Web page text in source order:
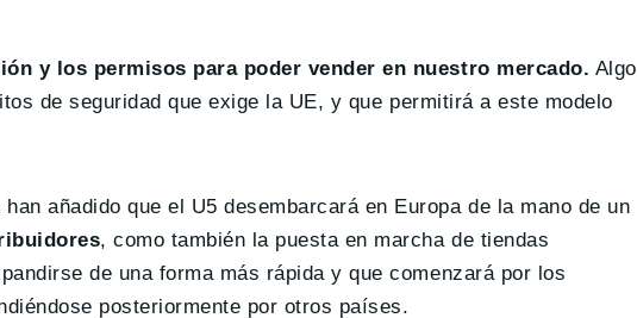
y los permisos para poder vender en nuestro mercado. Algo
de seguridad que exige la UE, y que permitirá a este modelo
añadido que el U5 desembarcará en Europa de la mano de un
, como también la puesta en marcha de tiendas
de una forma más rápida y que comenzará por los
posteriormente por otros países.